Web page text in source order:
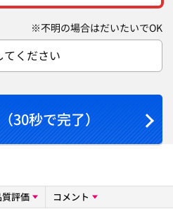
※不明の場合はだいたいでOK
てください
30秒で完了）
質評価 コメント